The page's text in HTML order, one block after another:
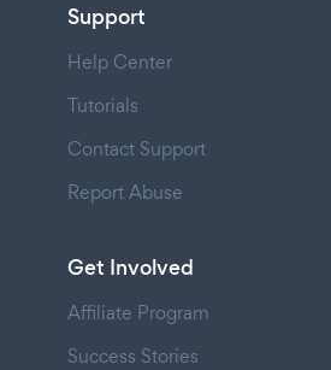
Support
Help Center
Tutorials
Contact Support
Report Abuse
Get Involved
Affiliate Program
Success Stories